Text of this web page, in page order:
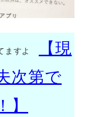
ますよ
【現
次第で